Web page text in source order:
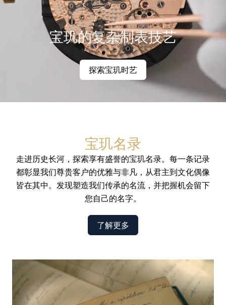
宝玑的复杂制表技艺
探索宝玑时艺
宝玑名录
走进历史长河，探索享有盛誉的宝玑名录。每一条记录
都彰显我们尊贵客户的优雅与非凡，从君主到文化偶像
皆在其中。发现塑造我们传承的名流，并把握机会留下
您自己的名字。
了解更多